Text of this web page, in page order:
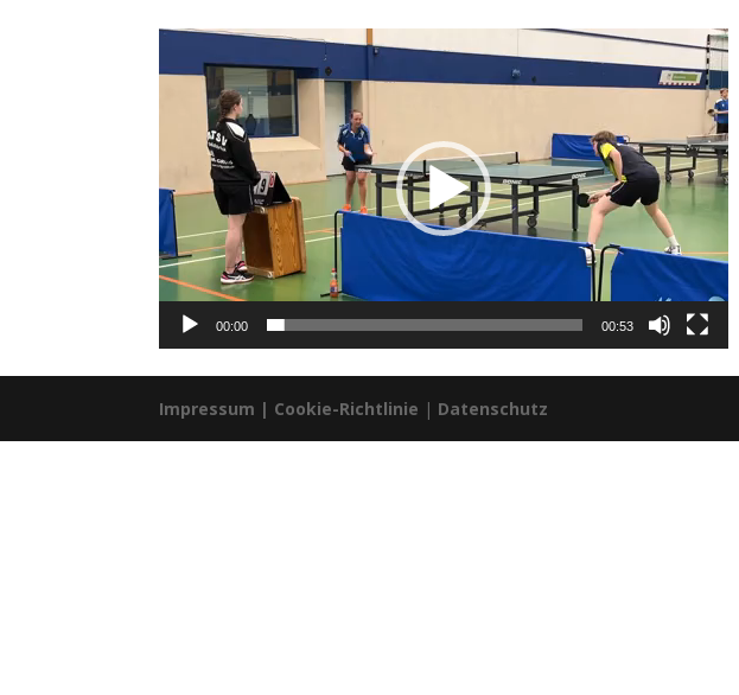
Video-
Player
00:00 00:53
Impressum | Cookie-Richtlinie | Datenschutz